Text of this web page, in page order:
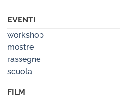
EVENTI
workshop
mostre
rassegne
scuola
FILM